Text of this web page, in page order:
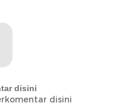
disini
disini